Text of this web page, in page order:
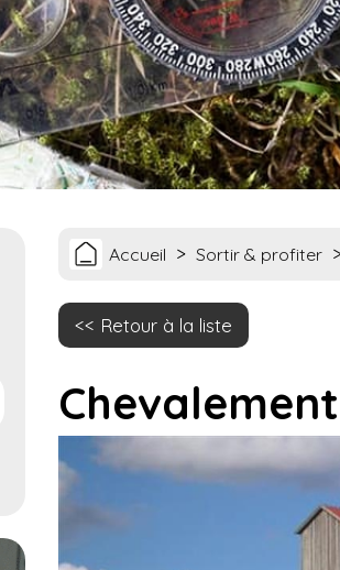
Accueil > Sortir & profiter
Retour à la liste